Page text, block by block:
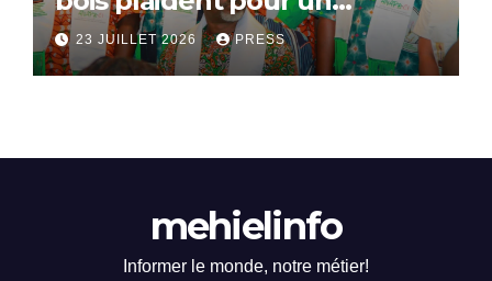
dialogue national
23 JUILLET 2026 PRESS
mehielinfo
Informer le monde, notre métier!